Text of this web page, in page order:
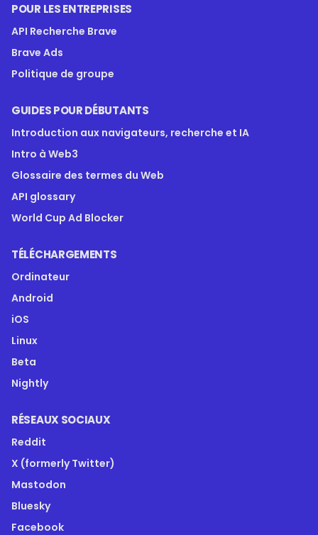
POUR LES ENTREPRISES
API Recherche Brave
Brave Ads
Politique de groupe
GUIDES POUR DÉBUTANTS
Introduction aux navigateurs, recherche et IA
Intro à Web3
Glossaire des termes du Web
API glossary
World Cup Ad Blocker
TÉLÉCHARGEMENTS
Ordinateur
Android
iOS
Linux
Beta
Nightly
RÉSEAUX SOCIAUX
Reddit
X (formerly Twitter)
Mastodon
Bluesky
Facebook